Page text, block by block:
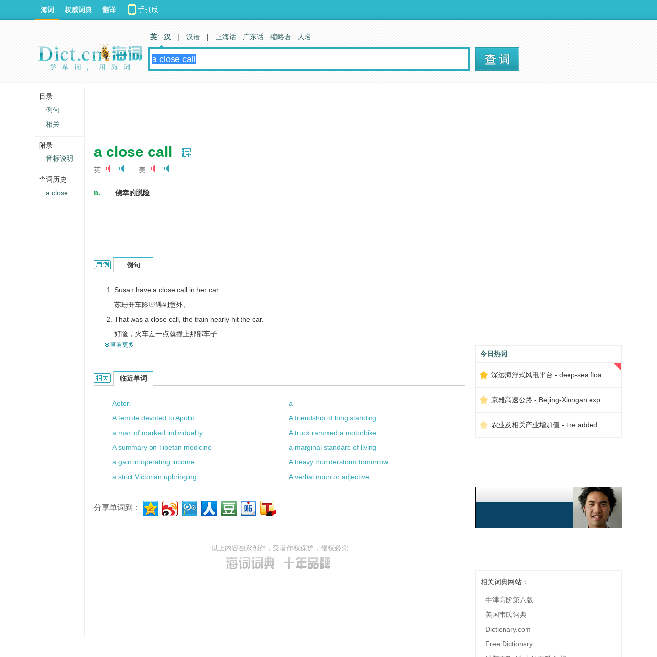
a close call
英 美
n. 侥幸的脱险
a close call的用法和样例：
例句
Susan have a close call in her car.
苏珊开车险些遇到意外。
That was a close call, the train nearly hit the car.
好险，火车差一点就撞上那部车子
We didn't actually hit the other car, but it was a close call.
查看更多
a close call的相关资料：
临近单词
Aotori
a
A temple devoted to Apollo.
A friendship of long standing
a man of marked individuality
A truck rammed a motorbike.
A summary on Tibetan medicine
a marginal standard of living
a gain in operating income.
A heavy thunderstorm tomorrow
a strict Victorian upbringing
A verbal noun or adjective.
分享单词到：
以上内容独家创作，受著作权保护，侵权必究
今日热词
相关词典网站：
牛津高阶第八版
美国韦氏词典
Dictionary.com
Free Dictionary
海词 权威词典 翻译
英 汉 | 汉语 | 上海话 广东话 缩略语 人名
目录
例句
相关
附录
音标说明
查词历史
a close